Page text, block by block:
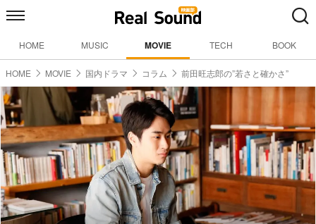
HOME MUSIC MOVIE TECH BOOK
HOME MOVIE 国内ドラマ コラム 前田旺志郎の”若さと確かさ”